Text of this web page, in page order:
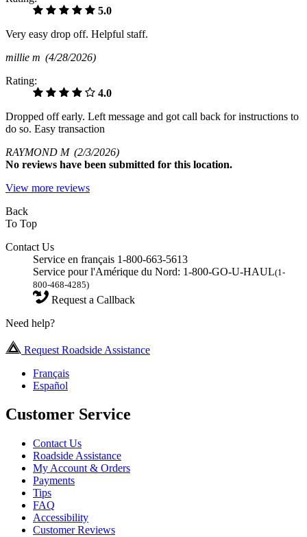
5.0
Very easy drop off. Helpful staff.
millie m (4/28/2026)
Rating:
4.0
Dropped off early. Left message and got call back for instructions to
do so. Easy transaction
RAYMOND M (2/3/2026)
No reviews have been submitted for this location.
View more reviews
Back
To Top
Contact Us
Service en français 1-800-663-5613
Service pour l'Amérique du Nord: 1-800-GO-U-HAUL(1-
800-468-4285)
Request a Callback
Need help?
Request Roadside Assistance
Français
Español
Customer Service
Contact Us
Roadside Assistance
My Account & Orders
Payments
Tips
FAQ
Accessibility
Customer Reviews